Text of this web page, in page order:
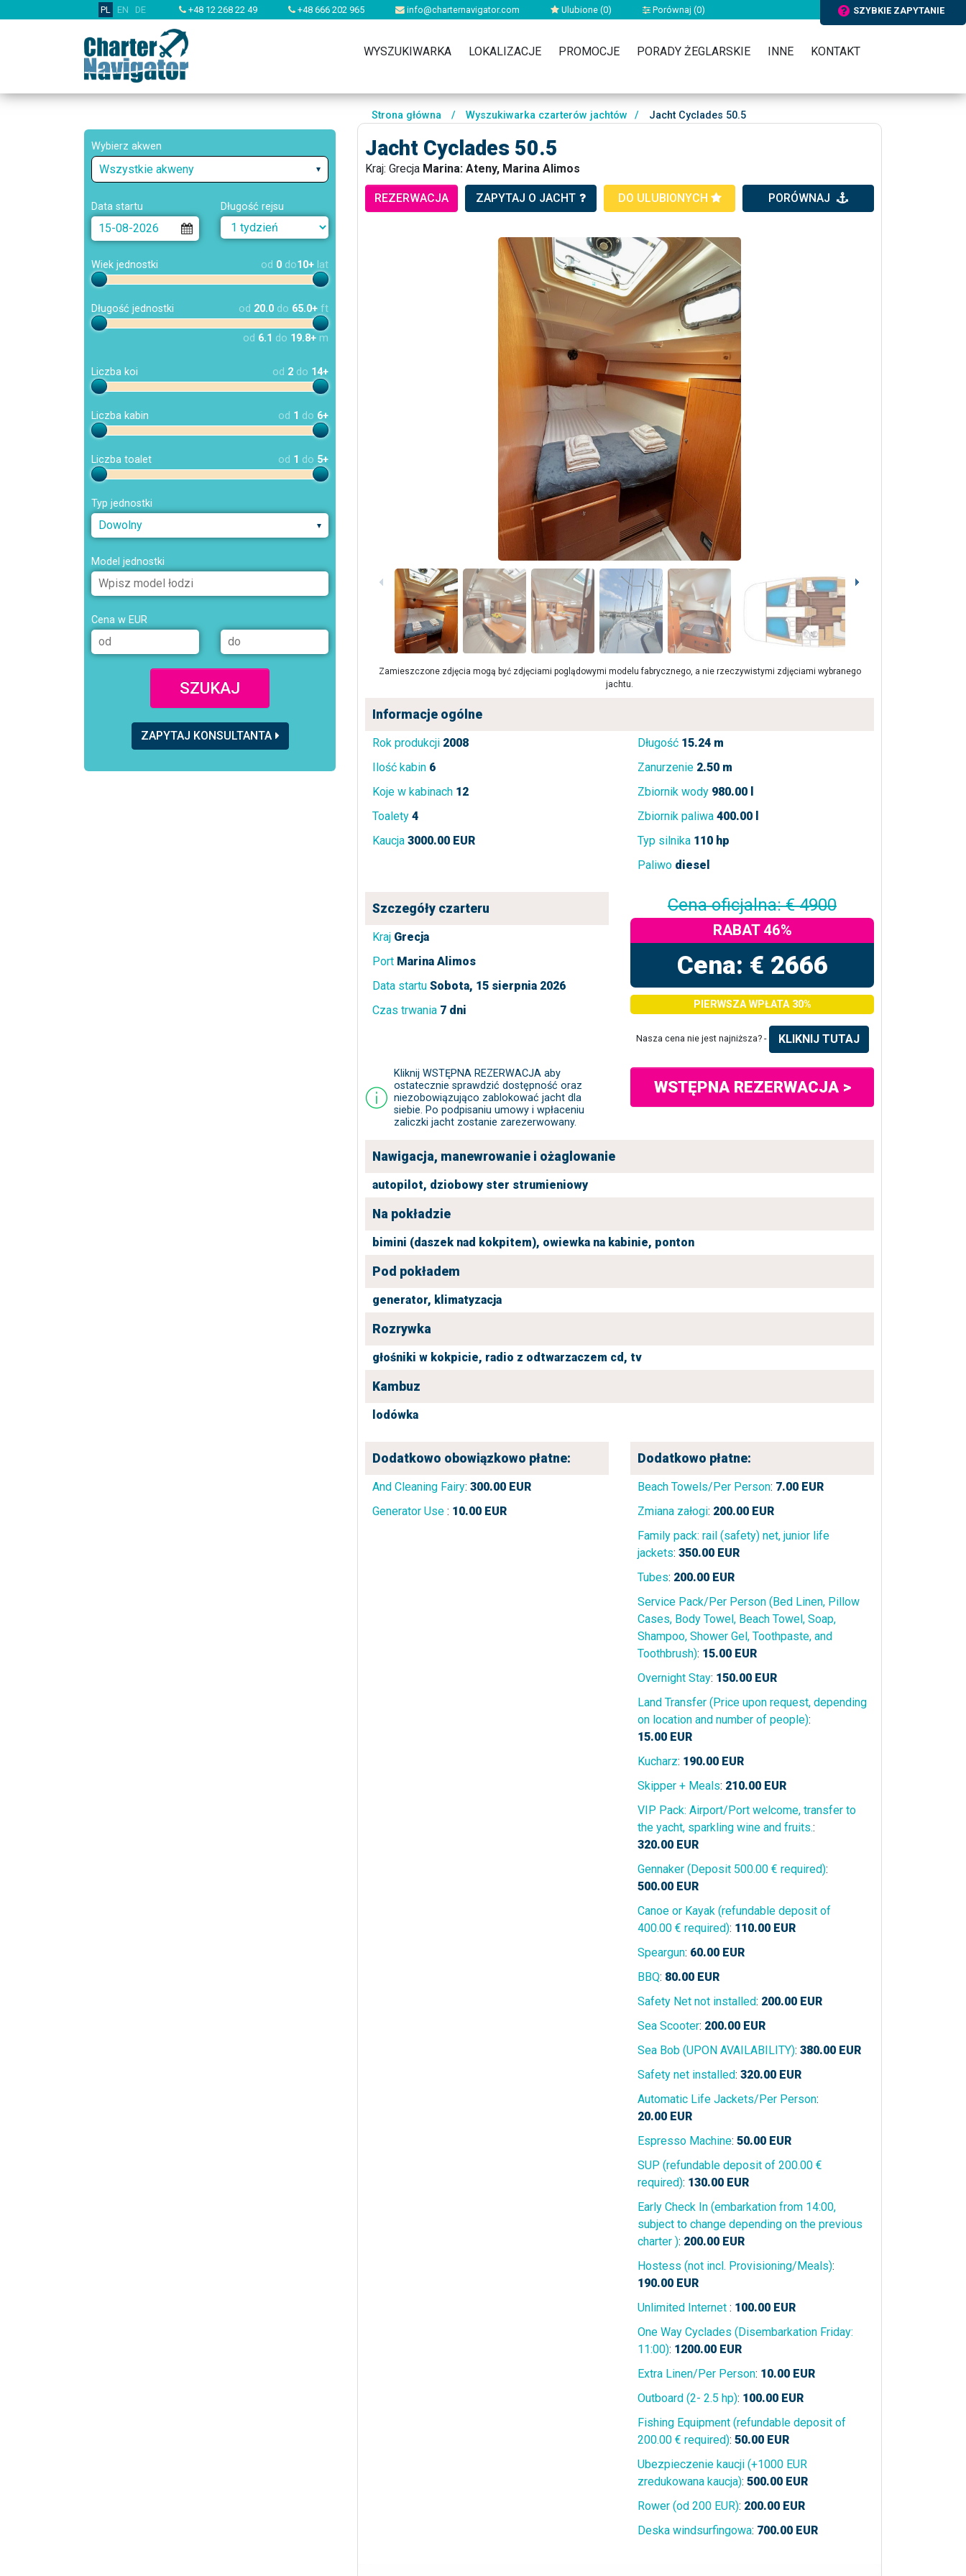
PL EN DE +48 12 268 22 49 +48 666 202 965 info@charternavigator.com Ulubione (0) Porównaj (0) SZYBKIE ZAPYTANIE
WYSZUKIWARKA LOKALIZACJE PROMOCJE PORADY ŻEGLARSKIE INNE KONTAKT
Wybierz akwen
Wszystkie akweny
Data startu Długość rejsu
Wiek jednostki od 0 do10+ lat
Długość jednostki od 20.0 do 65.0+ ft
od 6.1 do 19.8+ m
Liczba koi od 2 do 14+
Liczba kabin od 1 do 6+
Liczba toalet od 1 do 5+
Typ jednostki
Dowolny
Model jednostki
Cena w EUR
SZUKAJ
ZAPYTAJ KONSULTANTA
Strona główna / Wyszukiwarka czarterów jachtów / Jacht Cyclades 50.5
Jacht Cyclades 50.5
Kraj: Grecja Marina: Ateny, Marina Alimos
REZERWACJA ZAPYTAJ O JACHT DO ULUBIONYCH PORÓWNAJ
Zamieszczone zdjęcia mogą być zdjęciami poglądowymi modelu fabrycznego, a nie rzeczywistymi zdjęciami wybranego
jachtu.
Informacje ogólne
Rok produkcji 2008
Ilość kabin 6
Koje w kabinach 12
Toalety 4
Kaucja 3000.00 EUR
Długość 15.24 m
Zanurzenie 2.50 m
Zbiornik wody 980.00 l
Zbiornik paliwa 400.00 l
Typ silnika 110 hp
Paliwo diesel
Szczegóły czarteru
Kraj Grecja
Port Marina Alimos
Data startu Sobota, 15 sierpnia 2026
Czas trwania 7 dni
Cena oficjalna: € 4900
RABAT 46%
Cena: € 2666
PIERWSZA WPŁATA 30%
Nasza cena nie jest najniższa? - KLIKNIJ TUTAJ
Kliknij WSTĘPNA REZERWACJA aby
ostatecznie sprawdzić dostępność oraz
niezobowiązująco zablokować jacht dla
siebie. Po podpisaniu umowy i wpłaceniu
zaliczki jacht zostanie zarezerwowany.
WSTĘPNA REZERWACJA >
Nawigacja, manewrowanie i ożaglowanie
autopilot, dziobowy ster strumieniowy
Na pokładzie
bimini (daszek nad kokpitem), owiewka na kabinie, ponton
Pod pokładem
generator, klimatyzacja
Rozrywka
głośniki w kokpicie, radio z odtwarzaczem cd, tv
Kambuz
lodówka
Dodatkowo obowiązkowo płatne:
And Cleaning Fairy: 300.00 EUR
Generator Use : 10.00 EUR
Dodatkowo płatne:
Beach Towels/Per Person: 7.00 EUR
Zmiana załogi: 200.00 EUR
Family pack: rail (safety) net, junior life
jackets: 350.00 EUR
Tubes: 200.00 EUR
Service Pack/Per Person (Bed Linen, Pillow
Cases, Body Towel, Beach Towel, Soap,
Shampoo, Shower Gel, Toothpaste, and
Toothbrush): 15.00 EUR
Overnight Stay: 150.00 EUR
Land Transfer (Price upon request, depending
on location and number of people):
15.00 EUR
Kucharz: 190.00 EUR
Skipper + Meals: 210.00 EUR
VIP Pack: Airport/Port welcome, transfer to
the yacht, sparkling wine and fruits.:
320.00 EUR
Gennaker (Deposit 500.00 € required):
500.00 EUR
Canoe or Kayak (refundable deposit of
400.00 € required): 110.00 EUR
Speargun: 60.00 EUR
BBQ: 80.00 EUR
Safety Net not installed: 200.00 EUR
Sea Scooter: 200.00 EUR
Sea Bob (UPON AVAILABILITY): 380.00 EUR
Safety net installed: 320.00 EUR
Automatic Life Jackets/Per Person:
20.00 EUR
Espresso Machine: 50.00 EUR
SUP (refundable deposit of 200.00 €
required): 130.00 EUR
Early Check In (embarkation from 14:00,
subject to change depending on the previous
charter ): 200.00 EUR
Hostess (not incl. Provisioning/Meals):
190.00 EUR
Unlimited Internet : 100.00 EUR
One Way Cyclades (Disembarkation Friday:
11:00): 1200.00 EUR
Extra Linen/Per Person: 10.00 EUR
Outboard (2- 2.5 hp): 100.00 EUR
Fishing Equipment (refundable deposit of
200.00 € required): 50.00 EUR
Ubezpieczenie kaucji (+1000 EUR
zredukowana kaucja): 500.00 EUR
Rower (od 200 EUR): 200.00 EUR
Deska windsurfingowa: 700.00 EUR